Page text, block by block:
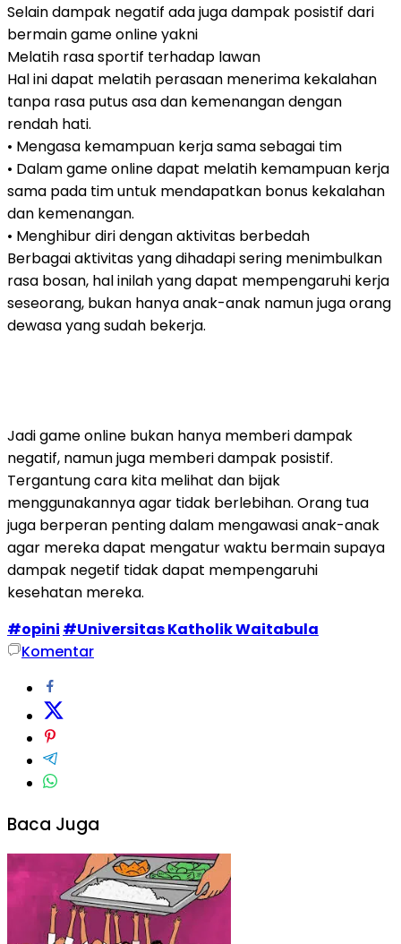
Selain dampak negatif ada juga dampak posistif dari
bermain game online yakni
Melatih rasa sportif terhadap lawan
Hal ini dapat melatih perasaan menerima kekalahan
tanpa rasa putus asa dan kemenangan dengan
rendah hati.
• Mengasa kemampuan kerja sama sebagai tim
• Dalam game online dapat melatih kemampuan kerja
sama pada tim untuk mendapatkan bonus kekalahan
dan kemenangan.
• Menghibur diri dengan aktivitas berbedah
Berbagai aktivitas yang dihadapi sering menimbulkan
rasa bosan, hal inilah yang dapat mempengaruhi kerja
seseorang, bukan hanya anak-anak namun juga orang
dewasa yang sudah bekerja.
Jadi game online bukan hanya memberi dampak
negatif, namun juga memberi dampak posistif.
Tergantung cara kita melihat dan bijak
menggunakannya agar tidak berlebihan. Orang tua
juga berperan penting dalam mengawasi anak-anak
agar mereka dapat mengatur waktu bermain supaya
dampak negetif tidak dapat mempengaruhi
kesehatan mereka.
#opini #Universitas Katholik Waitabula
Komentar
Baca Juga